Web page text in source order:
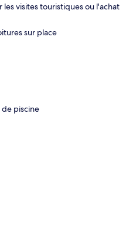
les visites touristiques ou l'achat
sur place
de piscine